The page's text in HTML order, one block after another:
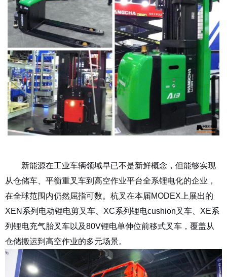
新能源在工业车辆领域早已不是新鲜概念，但能够实现
从仓储车、平衡重叉车到高空作业平台全系锂电化的企业，
在全球范围内仍然屈指可数。杭叉在本届MODEX 上展出的
XEN 系列电动锂电剪叉车、 XC系列锂电cushion叉车、 XE系
列锂电充气胎叉车以及80V锂电单伸位前移式叉车，覆盖从
仓储搬运到高空作业的多元场景。